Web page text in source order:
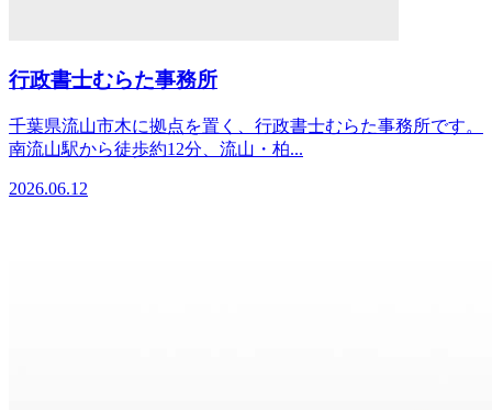
行政書士むらた事務所
千葉県流山市木に拠点を置く、行政書士むらた事務所です。
南流山駅から徒歩約12分、流山・柏...
2026.06.12